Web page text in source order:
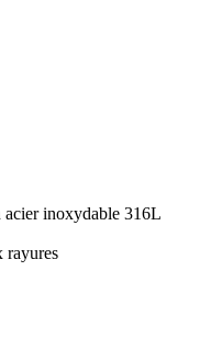
acier inoxydable 316L
rayures